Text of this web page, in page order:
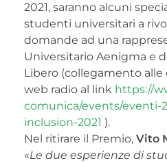
2021, saranno alcuni
studenti universitari a
domande ad una
Universitario Aenigma e
Libero (collegamento alle
web radio al link https://
comunica/events/eventi-
inclusion-2021 ).
Nel ritirare il Premio, Vito
«Le due esperienze di